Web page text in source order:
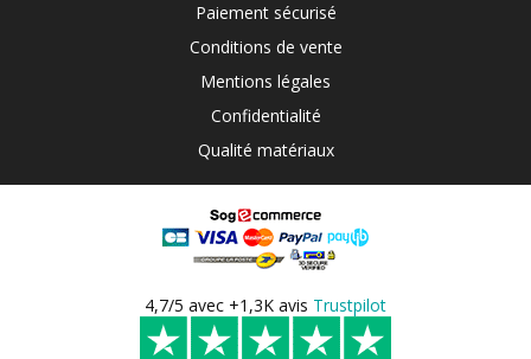
Paiement sécurisé
Conditions de vente
Mentions légales
Confidentialité
Qualité matériaux
4,7/5 avec +1,3K avis Trustpilot